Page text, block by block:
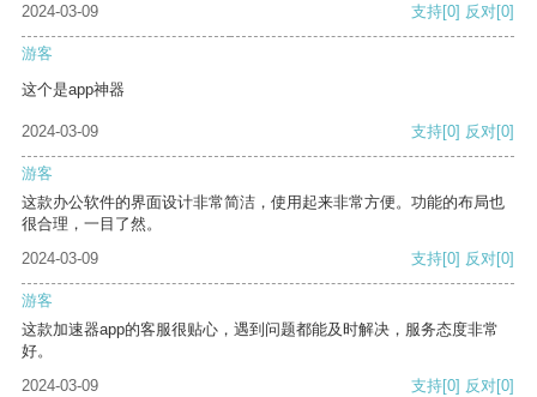
2024-03-09
支持[0] 反对[0]
游客
这个是app神器
2024-03-09 支持[0] 反对[0]
游客
这款办公软件的界面设计非常简洁，使用起来非常方便。功能的布局也
很合理，一目了然。
2024-03-09
支持[0] 反对[0]
游客
这款加速器app的客服很贴心，遇到问题都能及时解决，服务态度非常
好。
2024-03-09
支持[0] 反对[0]